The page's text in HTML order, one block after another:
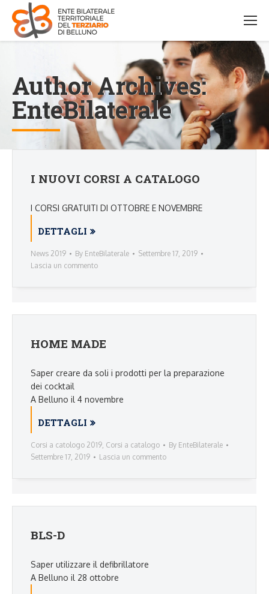
Author Archives:
EnteBilaterale
I NUOVI CORSI A CATALOGO
I CORSI GRATUITI DI OTTOBRE E NOVEMBRE
DETTAGLI
News 2019 By EnteBilaterale
Settembre 17, 2019
Lascia un commento
HOME MADE
Saper creare da soli i prodotti per la preparazione
dei cocktail
A Belluno il 4 novembre
DETTAGLI
Corsi a catologo 2019, Corsi a catalogo By EnteBilaterale
Settembre 17, 2019
Lascia un commento
BLS-D
Saper utilizzare il defibrillatore
A Belluno il 28 ottobre